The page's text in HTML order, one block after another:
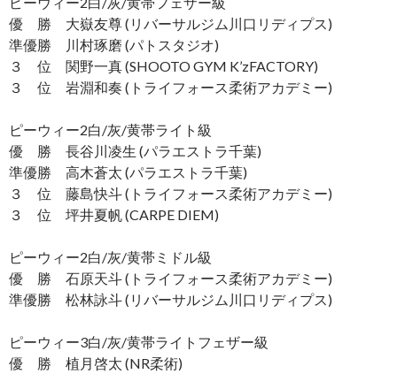
優 勝 大嶽友尊 (リバーサルジム川口リディプス)
準優勝 川村琢磨 (パトスタジオ)
３ 位 関野一真 (SHOOTO GYM K’zFACTORY)
３ 位 岩淵和奏 (トライフォース柔術アカデミー)
ピーウィー2白/灰/黄帯ライト級
優 勝 長谷川凌生 (パラエストラ千葉)
準優勝 高木蒼太 (パラエストラ千葉)
３ 位 藤島快斗 (トライフォース柔術アカデミー)
３ 位 坪井夏帆 (CARPE DIEM)
ピーウィー2白/灰/黄帯ミドル級
優 勝 石原天斗 (トライフォース柔術アカデミー)
準優勝 松林詠斗 (リバーサルジム川口リディプス)
ピーウィー3白/灰/黄帯ライトフェザー級
優 勝 植月啓太 (NR柔術)